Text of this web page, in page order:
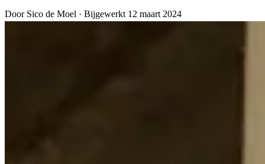
Door Sico de Moel · Bijgewerkt 12 maart 2024